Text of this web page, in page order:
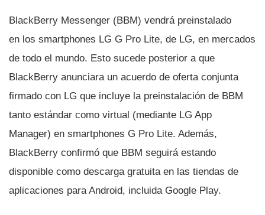
BlackBerry Messenger (BBM) vendrá preinstalado
en los smartphones LG G Pro Lite, de LG, en mercados
de todo el mundo. Esto sucede posterior a que
BlackBerry anunciara un acuerdo de oferta conjunta
firmado con LG que incluye la preinstalación de BBM
tanto estándar como virtual (mediante LG App
Manager) en smartphones G Pro Lite. Además,
BlackBerry confirmó que BBM seguirá estando
disponible como descarga gratuita en las tiendas de
aplicaciones para Android, incluida Google Play.